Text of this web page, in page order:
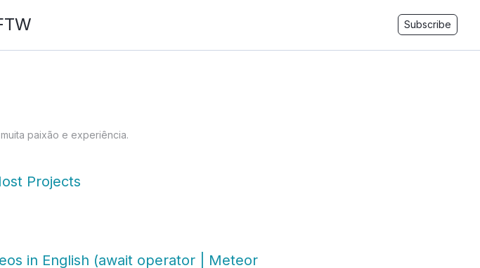
Subscribe
paixão e experiência.
Projects
in English (await operator | Meteor